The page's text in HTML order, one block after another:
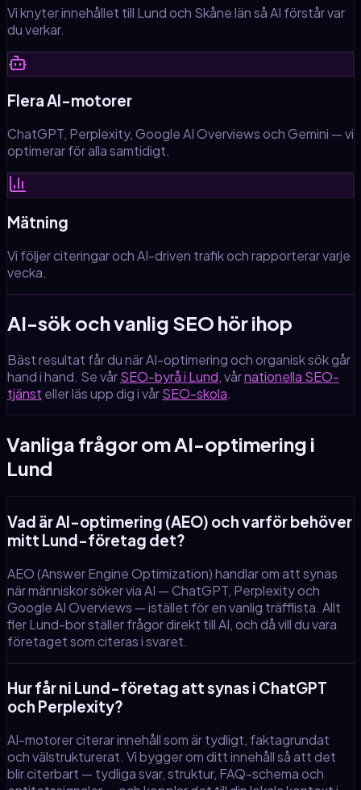
Vi knyter innehållet till Lund och Skåne län så AI förstår var
du verkar.
Flera AI-motorer
ChatGPT, Perplexity, Google AI Overviews och Gemini — vi
optimerar för alla samtidigt.
Mätning
Vi följer citeringar och AI-driven trafik och rapporterar varje
vecka.
AI-sök och vanlig SEO hör ihop
Bäst resultat får du när AI-optimering och organisk sök går
hand i hand. Se vårSEO-byråi Lund, vårnationella SEO-
tjänst eller läs upp dig i vårSEO-skola.
Vanliga frågor om AI-optimering i
Lund
Vad är AI-optimering (AEO) och varför behöver
mitt Lund-företag det?
AEO (Answer Engine Optimization) handlar om att synas
när människor söker via AI — ChatGPT, Perplexity och
Google AI Overviews — istället för en vanlig träfflista. Allt
fler Lund-bor ställer frågor direkt till AI, och då vill du vara
företaget som citeras i svaret.
Hur får ni Lund-företag att synas i ChatGPT
och Perplexity?
AI-motorer citerar innehåll som är tydligt, faktagrundat
och välstrukturerat. Vi bygger om ditt innehåll så att det
blir citerbart — tydliga svar, struktur, FAQ-schema och